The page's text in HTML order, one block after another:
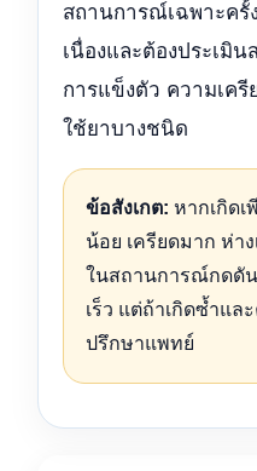
สถานการณ์เฉพาะครั้
เนื่องและต้องประเมิ
การแข็งตัว ความเค
ใช้ยาบางชนิด
ข้อสังเกต: หากเกิดเ
น้อย เครียดมาก ห่า
ในสถานการณ์กดดั
เร็ว แต่ถ้าเกิดซ้ำแล
ปรึกษาแพทย์